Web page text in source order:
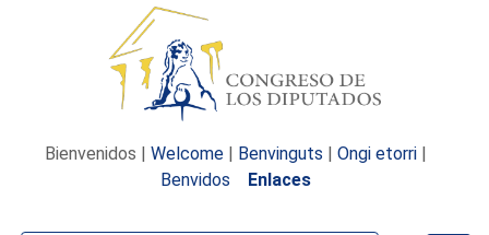
Bienvenidos | Welcome | Benvinguts | Ongi etorri |
Benvidos
Enlaces